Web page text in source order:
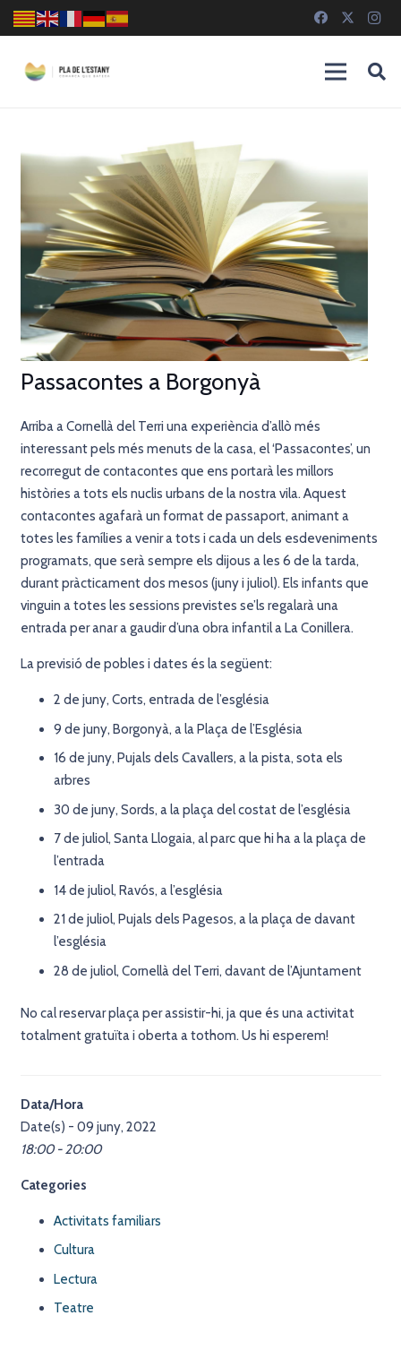
Passacontes a Borgonyà
Arriba a Cornellà del Terri una experiència d’allò més
interessant pels més menuts de la casa, el ‘Passacontes’, un
recorregut de contacontes que ens portarà les millors
històries a tots els nuclis urbans de la nostra vila. Aquest
contacontes agafarà un format de passaport, animant a
totes les famílies a venir a tots i cada un dels esdeveniments
programats, que serà sempre els dijous a les 6 de la tarda,
durant pràcticament dos mesos (juny i juliol). Els infants que
vinguin a totes les sessions previstes se’ls regalarà una
entrada per anar a gaudir d’una obra infantil a La Conillera.
La previsió de pobles i dates és la següent:
2 de juny, Corts, entrada de l’església
9 de juny, Borgonyà, a la Plaça de l’Església
16 de juny, Pujals dels Cavallers, a la pista, sota els
arbres
30 de juny, Sords, a la plaça del costat de l’església
7 de juliol, Santa Llogaia, al parc que hi ha a la plaça de
l’entrada
14 de juliol, Ravós, a l’església
21 de juliol, Pujals dels Pagesos, a la plaça de davant
l’església
28 de juliol, Cornellà del Terri, davant de l’Ajuntament
No cal reservar plaça per assistir-hi, ja que és una activitat
totalment gratuïta i oberta a tothom. Us hi esperem!
Data/Hora
Date(s) - 09 juny, 2022
18:00 - 20:00
Categories
Activitats familiars
Cultura
Lectura
Teatre